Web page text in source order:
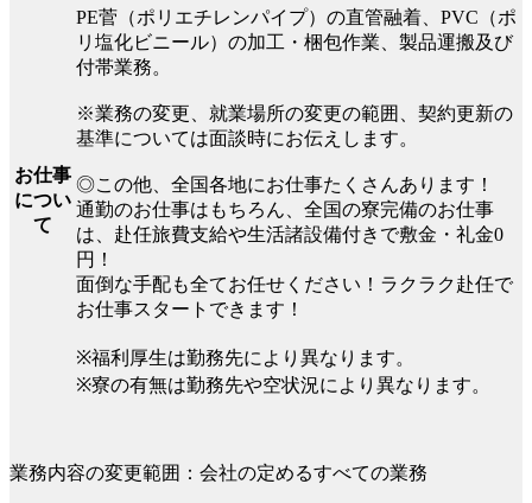
お仕事
につい
て
PE菅（ポリエチレンパイプ）の直管融着、PVC（ポ
リ塩化ビニール）の加工・梱包作業、製品運搬及び
付帯業務。
※業務の変更、就業場所の変更の範囲、契約更新の
基準については面談時にお伝えします。
◎この他、全国各地にお仕事たくさんあります！
通勤のお仕事はもちろん、全国の寮完備のお仕事
は、赴任旅費支給や生活諸設備付きで敷金・礼金0
円！
面倒な手配も全てお任せください！ラクラク赴任で
お仕事スタートできます！
※福利厚生は勤務先により異なります。
※寮の有無は勤務先や空状況により異なります。
業務内容の変更範囲：会社の定めるすべての業務